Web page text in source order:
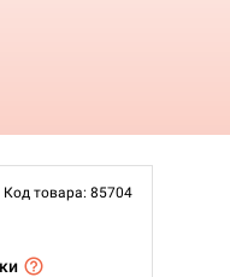
Код товара: 85704